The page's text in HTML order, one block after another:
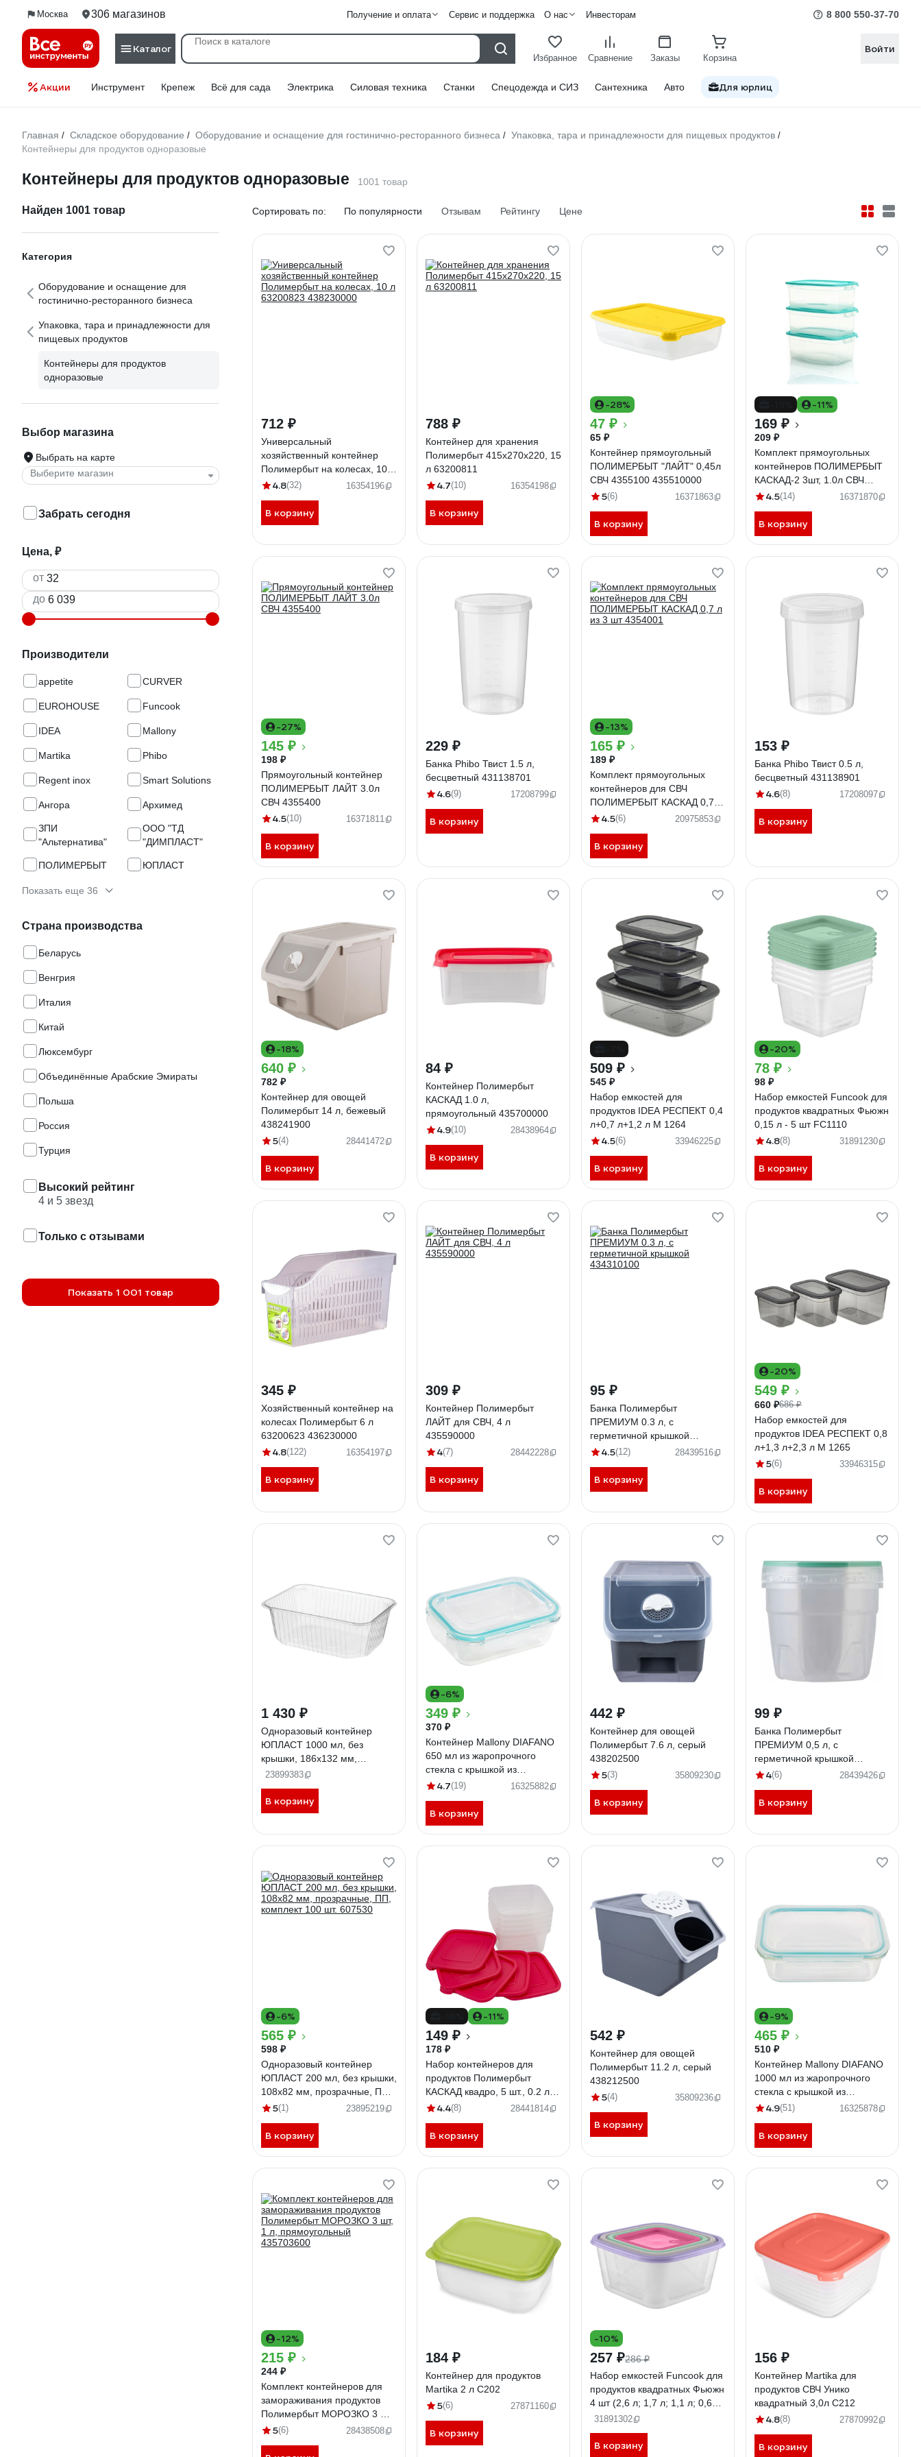
Москва 306 магазинов Получение и оплата Сервис и поддержка О нас Инвесторам 8 800 550-37-70
Каталог
Избранное Сравнение Заказы Корзина
Войти
Акции Инструмент Крепеж Всё для сада Электрика Силовая техника Станки Спецодежда и СИЗ Сантехника Авто Для юрлиц
Главная / Складское оборудование / Оборудование и оснащение для гостинично-ресторанного бизнеса / Упаковка, тара и принадлежности для пищевых продуктов /
Контейнеры для продуктов одноразовые
Контейнеры для продуктов одноразовые 1001 товар
Найден 1001 товар
Категория
Оборудование и оснащение для
гостинично-ресторанного бизнеса
Упаковка, тара и принадлежности для
пищевых продуктов
Контейнеры для продуктов
одноразовые
Выбор магазина
Выбрать на карте
Выберите магазин
Забрать сегодня
Цена, ₽
от
до
Производители
appetite CURVER
EUROHOUSE Funcook
IDEA Mallony
Martika Phibo
Regent inox Smart Solutions
Ангора Архимед
ЗПИ
"Альтернатива"
ООО "ТД
"ДИМПЛАСТ"
ПОЛИМЕРБЫТ ЮПЛАСТ
Показать еще 36
Страна производства
Беларусь
Венгрия
Италия
Китай
Люксембург
Объединённые Арабские Эмираты
Польша
Россия
Турция
Высокий рейтинг
4 и 5 звезд
Только с отзывами
Показать 1 001 товар
Сортировать по: По популярности Отзывам Рейтингу Цене
712 ₽
Универсальный
хозяйственный контейнер
Полимербыт на колесах, 10 л
63200823 438230000
4.8(32) 16354196
В корзину
788 ₽
Контейнер для хранения
Полимербыт 415х270х220, 15
л 63200811
4.7(10) 16354198
В корзину
-28%
47 ₽
65 ₽
Контейнер прямоугольный
ПОЛИМЕРБЫТ "ЛАЙТ" 0,45л
СВЧ 4355100 435510000
5(6) 16371863
В корзину
-11%
169 ₽
209 ₽
Комплект прямоугольных
контейнеров ПОЛИМЕРБЫТ
КАСКАД-2 3шт, 1.0л СВЧ
4357001
4.5(14) 16371870
В корзину
-27%
145 ₽
198 ₽
Прямоугольный контейнер
ПОЛИМЕРБЫТ ЛАЙТ 3.0л
СВЧ 4355400
4.5(10) 16371811
В корзину
229 ₽
Банка Phibo Твист 1.5 л,
бесцветный 431138701
4.6(9) 17208799
В корзину
-13%
165 ₽
189 ₽
Комплект прямоугольных
контейнеров для СВЧ
ПОЛИМЕРБЫТ КАСКАД 0,7 л
из 3 шт 4354001
4.5(6) 20975853
В корзину
153 ₽
Банка Phibo Твист 0.5 л,
бесцветный 431138901
4.6(8) 17208097
В корзину
-18%
640 ₽
782 ₽
Контейнер для овощей
Полимербыт 14 л, бежевый
438241900
5(4) 28441472
В корзину
84 ₽
Контейнер Полимербыт
КАСКАД 1.0 л,
прямоугольный 435700000
4.9(10) 28438964
В корзину
509 ₽
545 ₽
Набор емкостей для
продуктов IDEA РЕСПЕКТ 0,4
л+0,7 л+1,2 л М 1264
4.5(6) 33946225
В корзину
-20%
78 ₽
98 ₽
Набор емкостей Funcook для
продуктов квадратных Фьюжн
0,15 л - 5 шт FC1110
4.8(8) 31891230
В корзину
345 ₽
Хозяйственный контейнер на
колесах Полимербыт 6 л
63200623 436230000
4.8(122) 16354197
В корзину
309 ₽
Контейнер Полимербыт
ЛАЙТ для СВЧ, 4 л
435590000
4(7) 28442228
В корзину
95 ₽
Банка Полимербыт
ПРЕМИУМ 0.3 л, с
герметичной крышкой
434310100
4.5(12) 28439516
В корзину
-20%
549 ₽
660 ₽686 ₽
Набор емкостей для
продуктов IDEA РЕСПЕКТ 0,8
л+1,3 л+2,3 л М 1265
5(6) 33946315
В корзину
1 430 ₽
Одноразовый контейнер
ЮПЛАСТ 1000 мл, без
крышки, 186x132 мм,
прозрачные, ПП, комплект
23899383
В корзину
-6%
349 ₽
370 ₽
Контейнер Mallony DIAFANO
650 мл из жаропрочного
стекла с крышкой из
пластмассы прямоугльный,
00 5471
4.7(19) 16325882
В корзину
442 ₽
Контейнер для овощей
Полимербыт 7.6 л, серый
438202500
5(3) 35809230
В корзину
99 ₽
Банка Полимербыт
ПРЕМИУМ 0,5 л, с
герметичной крышкой
434320100
4(6) 28439426
В корзину
-6%
565 ₽
598 ₽
Одноразовый контейнер
ЮПЛАСТ 200 мл, без крышки,
108x82 мм, прозрачные, ПП,
комплект 100 шт. 607530
5(1) 23895219
В корзину
-11%
149 ₽
178 ₽
Набор контейнеров для
продуктов Полимербыт
КАСКАД квадро, 5 шт., 0.2 л
436790500
4.4(8) 28441814
В корзину
542 ₽
Контейнер для овощей
Полимербыт 11.2 л, серый
438212500
5(4) 35809236
В корзину
-9%
465 ₽
510 ₽
Контейнер Mallony DIAFANO
1000 мл из жаропрочного
стекла с крышкой из
пластмассы прямоугльный,
005472
4.9(51) 16325878
В корзину
-12%
215 ₽
244 ₽
Комплект контейнеров для
замораживания продуктов
Полимербыт МОРОЗКО 3 шт,
1 л, прямоугольный
5(6) 28438508
184 ₽
Контейнер для продуктов
Martika 2 л С202
5(6) 27871160
В корзину
-10%
257 ₽286 ₽
Набор емкостей Funcook для
продуктов квадратных Фьюжн
4 шт (2,6 л; 1,7 л; 1,1 л; 0,63
л) FC1116
31891302
В корзину
156 ₽
Контейнер Martika для
продуктов СВЧ Унико
квадратный 3,0л С212
4.8(8) 27870992
В корзину